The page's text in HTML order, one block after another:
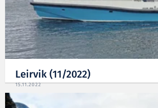
Leirvik (11/2022)
15.11.2022